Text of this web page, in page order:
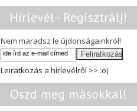
Hírlevél - Regisztrálj!
Nem maradsz le újdonságainkról!
Leiratkozás a hírlevélről >> :o(
Oszd meg másokkal!